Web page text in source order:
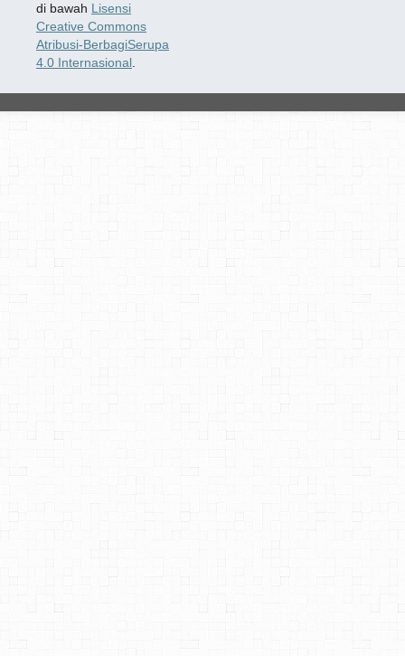
di bawah Lisensi
Creative Commons
Atribusi-BerbagiSerupa
4.0 Internasional.